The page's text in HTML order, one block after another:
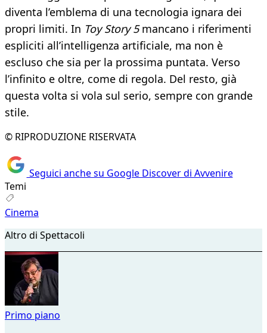
diventa l’emblema di una tecnologia ignara dei
propri limiti. In Toy Story 5mancano i riferimenti
espliciti all’intelligenza artificiale, ma non è
escluso che sia per la prossima puntata. Verso
l’infinito e oltre, come di regola. Del resto, già
questa volta si vola sul serio, sempre con grande
stile.
© RIPRODUZIONE RISERVATA
Seguici anche su Google Discover di Avvenire
Temi
Cinema
Altro di Spettacoli
Primo piano